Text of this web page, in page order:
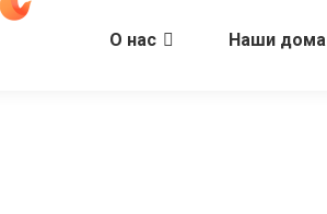
О нас Наши дома